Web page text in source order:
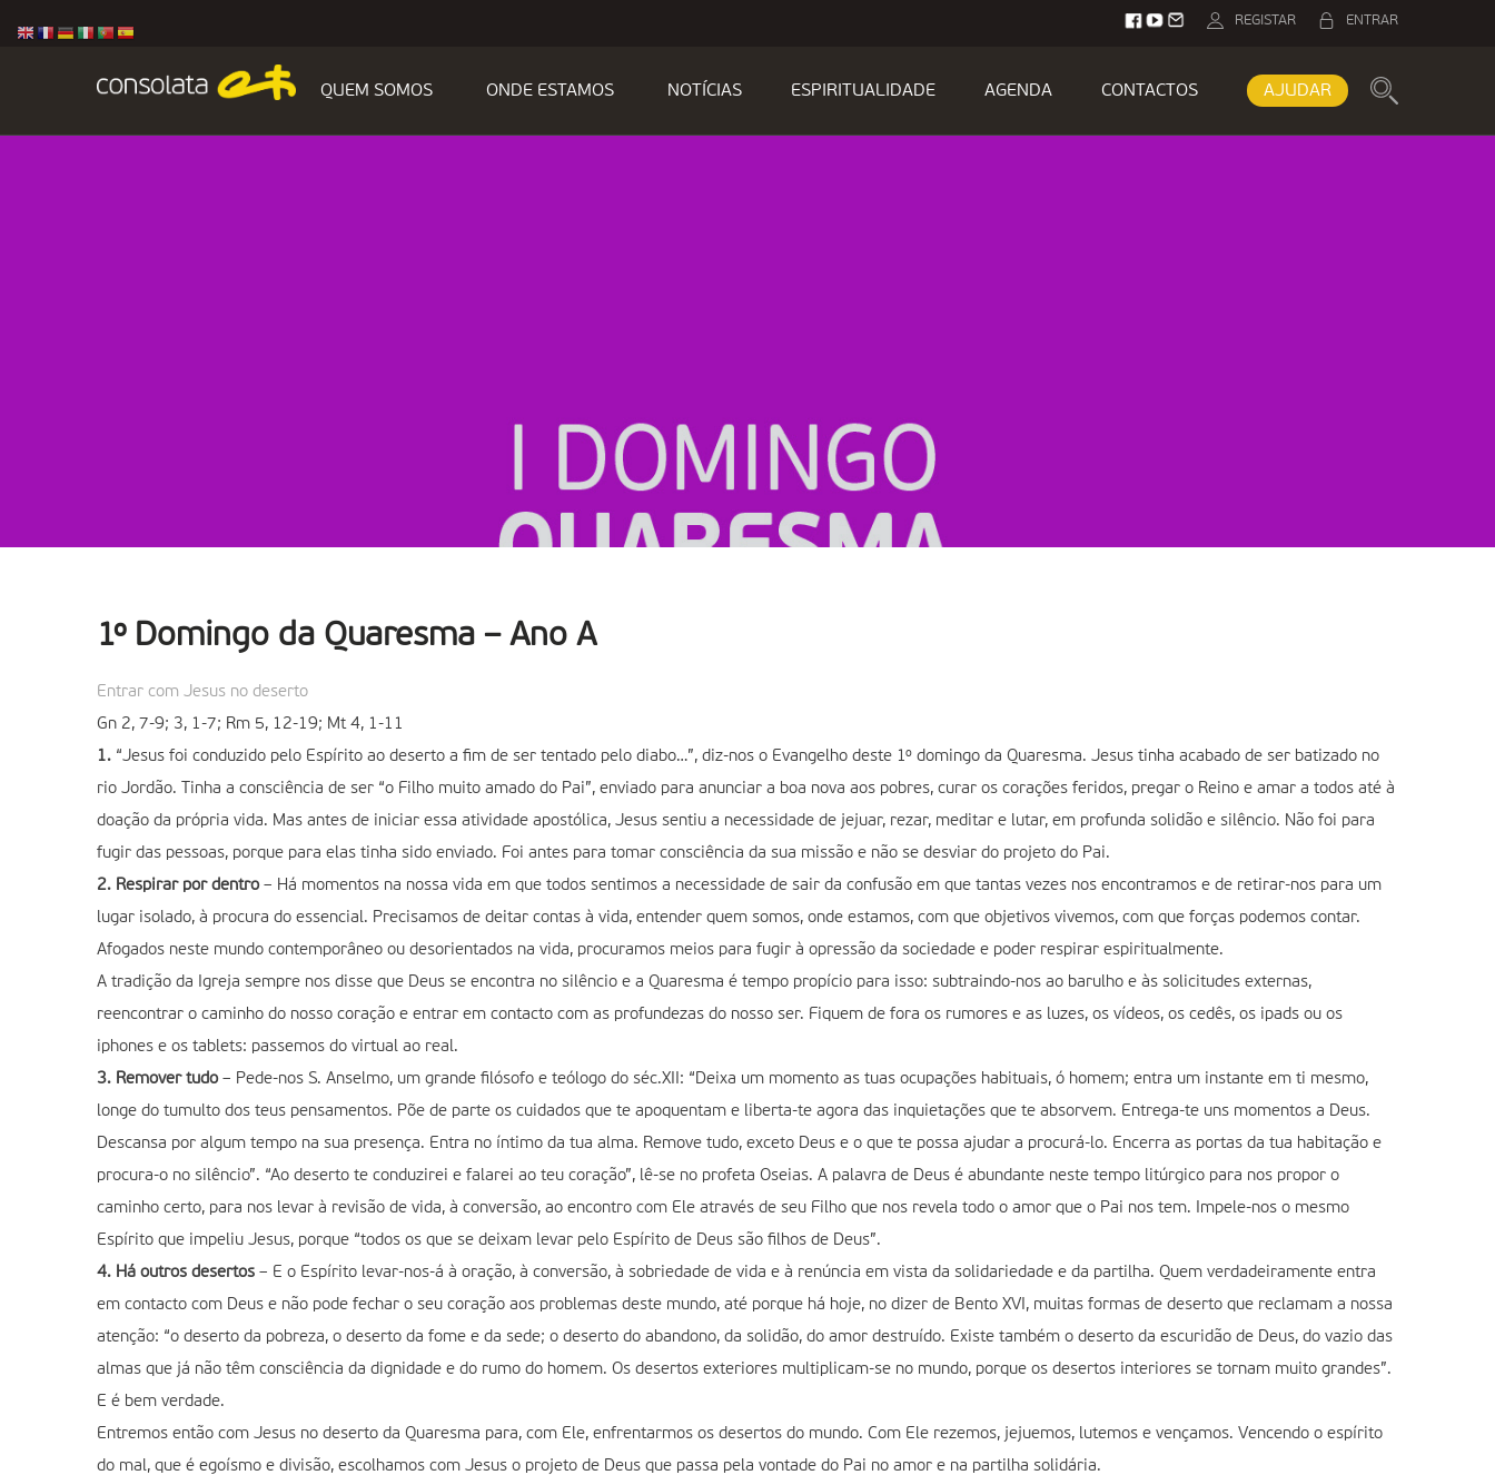
ENTRAR
REGISTAR
QUEM SOMOS ONDE ESTAMOS NOTÍCIAS ESPIRITUALIDADE AGENDA CONTACTOS AJUDAR
1º Domingo da Quaresma – Ano A
Entrar com Jesus no deserto
Gn 2, 7-9; 3, 1-7; Rm 5, 12-19; Mt 4, 1-11
1. “Jesus foi conduzido pelo Espírito ao deserto a fim de ser tentado pelo diabo…”, diz-nos o Evangelho deste 1º domingo da Quaresma. Jesus tinha acabado de ser batizado no
rio Jordão. Tinha a consciência de ser “o Filho muito amado do Pai”, enviado para anunciar a boa nova aos pobres, curar os corações feridos, pregar o Reino e amar a todos até à
doação da própria vida. Mas antes de iniciar essa atividade apostólica, Jesus sentiu a necessidade de jejuar, rezar, meditar e lutar, em profunda solidão e silêncio. Não foi para
fugir das pessoas, porque para elas tinha sido enviado. Foi antes para tomar consciência da sua missão e não se desviar do projeto do Pai.
2. Respirar por dentro– Há momentos na nossa vida em que todos sentimos a necessidade de sair da confusão em que tantas vezes nos encontramos e de retirar-nos para um
lugar isolado, à procura do essencial. Precisamos de deitar contas à vida, entender quem somos, onde estamos, com que objetivos vivemos, com que forças podemos contar.
Afogados neste mundo contemporâneo ou desorientados na vida, procuramos meios para fugir à opressão da sociedade e poder respirar espiritualmente.
A tradição da Igreja sempre nos disse que Deus se encontra no silêncio e a Quaresma é tempo propício para isso: subtraindo-nos ao barulho e às solicitudes externas,
reencontrar o caminho do nosso coração e entrar em contacto com as profundezas do nosso ser. Fiquem de fora os rumores e as luzes, os vídeos, os cedês, os ipads ou os
iphones e os tablets: passemos do virtual ao real.
3. Remover tudo– Pede-nos S. Anselmo, um grande filósofo e teólogo do séc.XII: “Deixa um momento as tuas ocupações habituais, ó homem; entra um instante em ti mesmo,
longe do tumulto dos teus pensamentos. Põe de parte os cuidados que te apoquentam e liberta-te agora das inquietações que te absorvem. Entrega-te uns momentos a Deus.
Descansa por algum tempo na sua presença. Entra no íntimo da tua alma. Remove tudo, exceto Deus e o que te possa ajudar a procurá-lo. Encerra as portas da tua habitação e
procura-o no silêncio”. “Ao deserto te conduzirei e falarei ao teu coração”, lê-se no profeta Oseias. A palavra de Deus é abundante neste tempo litúrgico para nos propor o
caminho certo, para nos levar à revisão de vida, à conversão, ao encontro com Ele através de seu Filho que nos revela todo o amor que o Pai nos tem. Impele-nos o mesmo
Espírito que impeliu Jesus, porque “todos os que se deixam levar pelo Espírito de Deus são filhos de Deus”.
4. Há outros desertos – E o Espírito levar-nos-á à oração, à conversão, à sobriedade de vida e à renúncia em vista da solidariedade e da partilha. Quem verdadeiramente entra
em contacto com Deus e não pode fechar o seu coração aos problemas deste mundo, até porque há hoje, no dizer de Bento XVI, muitas formas de deserto que reclamam a nossa
atenção: “o deserto da pobreza, o deserto da fome e da sede; o deserto do abandono, da solidão, do amor destruído. Existe também o deserto da escuridão de Deus, do vazio das
almas que já não têm consciência da dignidade e do rumo do homem. Os desertos exteriores multiplicam-se no mundo, porque os desertos interiores se tornam muito grandes”.
E é bem verdade.
Entremos então com Jesus no deserto da Quaresma para, com Ele, enfrentarmos os desertos do mundo. Com Ele rezemos, jejuemos, lutemos e vençamos. Vencendo o espírito
do mal, que é egoísmo e divisão, escolhamos com Jesus o projeto de Deus que passa pela vontade do Pai no amor e na partilha solidária.